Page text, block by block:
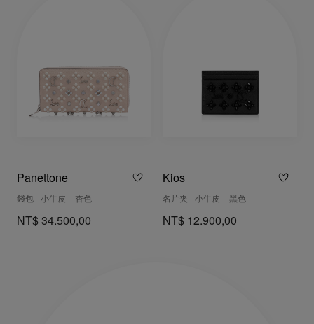
Panettone
錢包 - 小牛皮 - 杏色
NT$ 34.500,00
Kios
名片夹 - 小牛皮 - 黑色
NT$ 12.900,00